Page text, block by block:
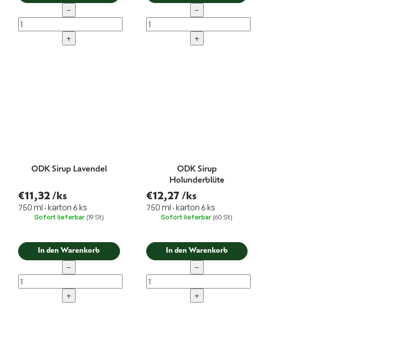
−
+
−
+
ODK Sirup Lavendel
€11,32 /ks
750 ml · karton 6 ks
Sofort lieferbar (19 St)
In den Warenkorb
−
+
ODK Sirup
Holunderblüte
€12,27 /ks
750 ml · karton 6 ks
Sofort lieferbar (60 St)
In den Warenkorb
−
+